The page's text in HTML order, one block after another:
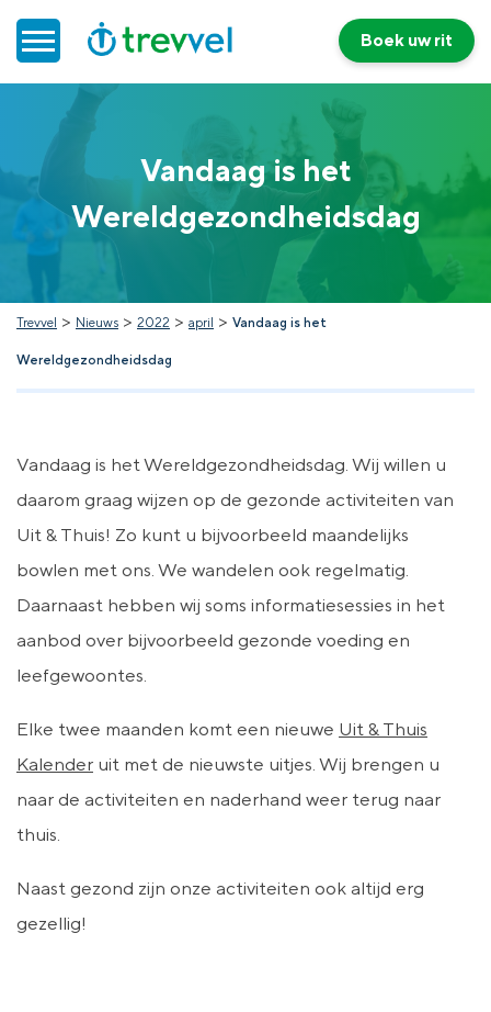
Home
Doelgroepenvervoer
Werken bij Trevvel
Nieuws
Contact
Boek uw rit
Vandaag is het
Wereldgezondheidsdag
Trevvel > Nieuws > 2022 > april > Vandaag is het
Wereldgezondheidsdag
Vandaag is het Wereldgezondheidsdag. Wij willen u
daarom graag wijzen op de gezonde activiteiten van
Uit & Thuis! Zo kunt u bijvoorbeeld maandelijks
bowlen met ons. We wandelen ook regelmatig.
Daarnaast hebben wij soms informatiesessies in het
aanbod over bijvoorbeeld gezonde voeding en
leefgewoontes.
Elke twee maanden komt een nieuwe Uit & Thuis
Kalender uit met de nieuwste uitjes. Wij brengen u
naar de activiteiten en naderhand weer terug naar
thuis.
Naast gezond zijn onze activiteiten ook altijd erg
gezellig!